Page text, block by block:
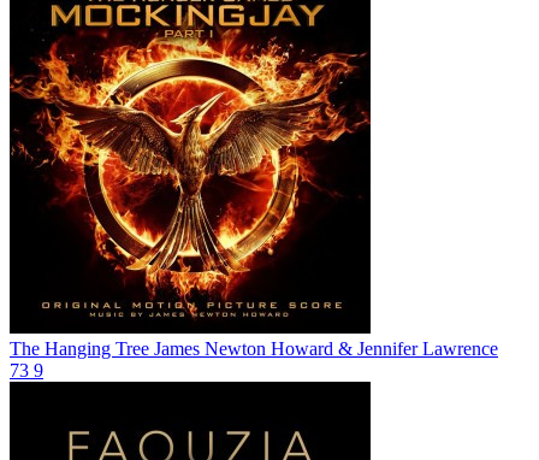
The Hanging Tree James Newton Howard & Jennifer Lawrence
73 9